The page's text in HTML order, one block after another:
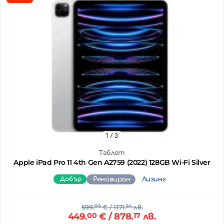
Таблет
Apple iPad Pro 11 4th Gen A2759 (2022) 128GB Wi-Fi Silver
1 / 3
Добър Реновиран Лизинг
599.00€/ 1171.54лв.
449.00€ / 878.17лв.